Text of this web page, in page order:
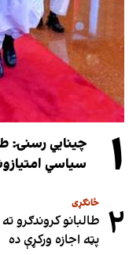
۱
چینایي رسنۍ:
سیاسي
۲ ځانګړی
طالبانو کروندګرو
پټه اجازه ورکړې ده